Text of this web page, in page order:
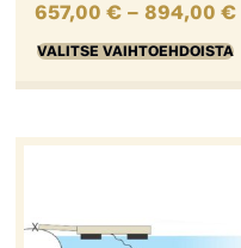
657,00€ – 894,00€
VALITSE VAIHTOEHDOISTA